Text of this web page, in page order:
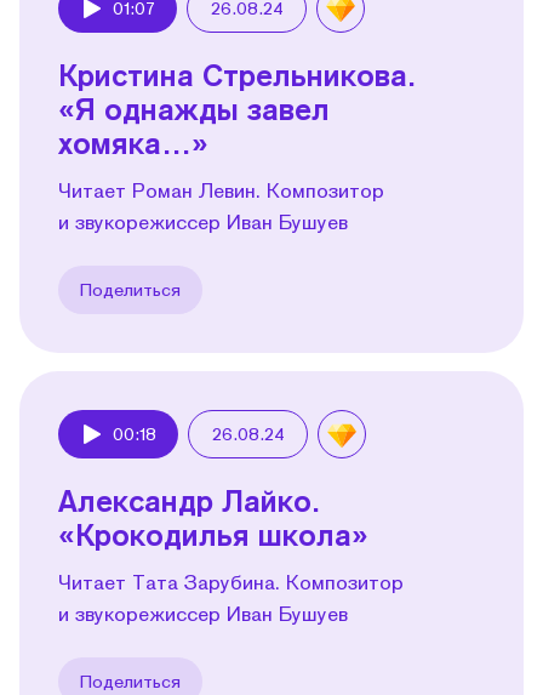
01:07 26.08.24
Кристина Стрельникова.
«Я однажды завел
хомяка…»
Читает Роман Левин. Композитор
и звукорежиссер Иван Бушуев
Поделиться
00:18 26.08.24
Александр Лайко.
«Крокодилья школа»
Читает Тата Зарубина. Композитор
и звукорежиссер Иван Бушуев
Поделиться